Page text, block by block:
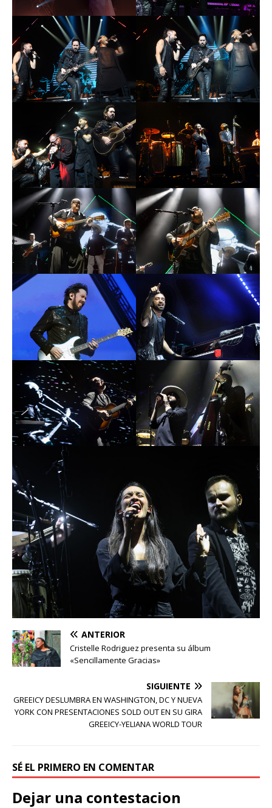
ANTERIOR
Cristelle Rodriguez presenta su álbum
«Sencillamente Gracias»
SIGUIENTE
GREEICY DESLUMBRA EN WASHINGTON, DC Y NUEVA
YORK CON PRESENTACIONES SOLD OUT EN SU GIRA
GREEICY-YELIANA WORLD TOUR
SÉ EL PRIMERO EN COMENTAR
Dejar una contestacion